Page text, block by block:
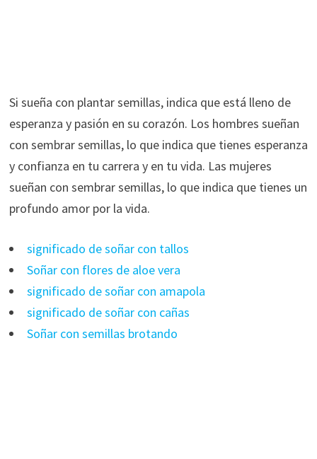
Si sueña con plantar semillas, indica que está lleno de
esperanza y pasión en su corazón. Los hombres sueñan
con sembrar semillas, lo que indica que tienes esperanza
y confianza en tu carrera y en tu vida. Las mujeres
sueñan con sembrar semillas, lo que indica que tienes un
profundo amor por la vida.
significado de soñar con tallos
Soñar con flores de aloe vera
significado de soñar con amapola
significado de soñar con cañas
Soñar con semillas brotando